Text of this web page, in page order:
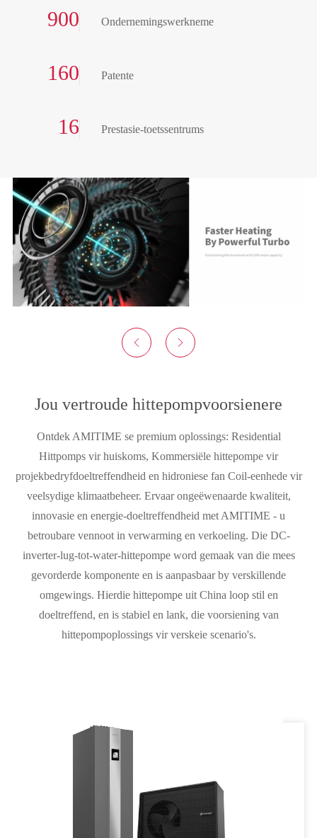
900 Ondernemingswerkneme
160 Patente
16 Prestasie-toetssentrums
 
Jou vertroude hittepompvoorsienere
Ontdek AMITIME se premium oplossings: Residential
Hittpomps vir huiskoms, Kommersiële hittepompe vir
projekbedryfdoeltreffendheid en hidroniese fan Coil-eenhede vir
veelsydige klimaatbeheer. Ervaar ongeëwenaarde kwaliteit,
innovasie en energie-doeltreffendheid met AMITIME - u
betroubare vennoot in verwarming en verkoeling. Die DC-
inverter-lug-tot-water-hittepompe word gemaak van die mees
gevorderde komponente en is aanpasbaar by verskillende
omgewings. Hierdie hittepompe uit China loop stil en
doeltreffend, en is stabiel en lank, die voorsiening van
hittepompoplossings vir verskeie scenario's.